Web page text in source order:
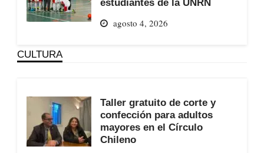
estudiantes de la UNRN
agosto 4, 2026
CULTURA
Taller gratuito de corte y
confección para adultos
mayores en el Círculo
Chileno